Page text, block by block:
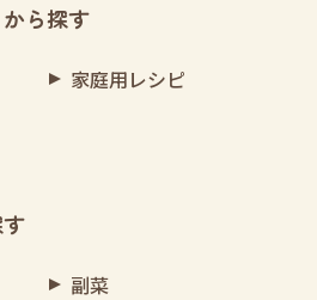
ら探す
家庭用レシピ
副菜